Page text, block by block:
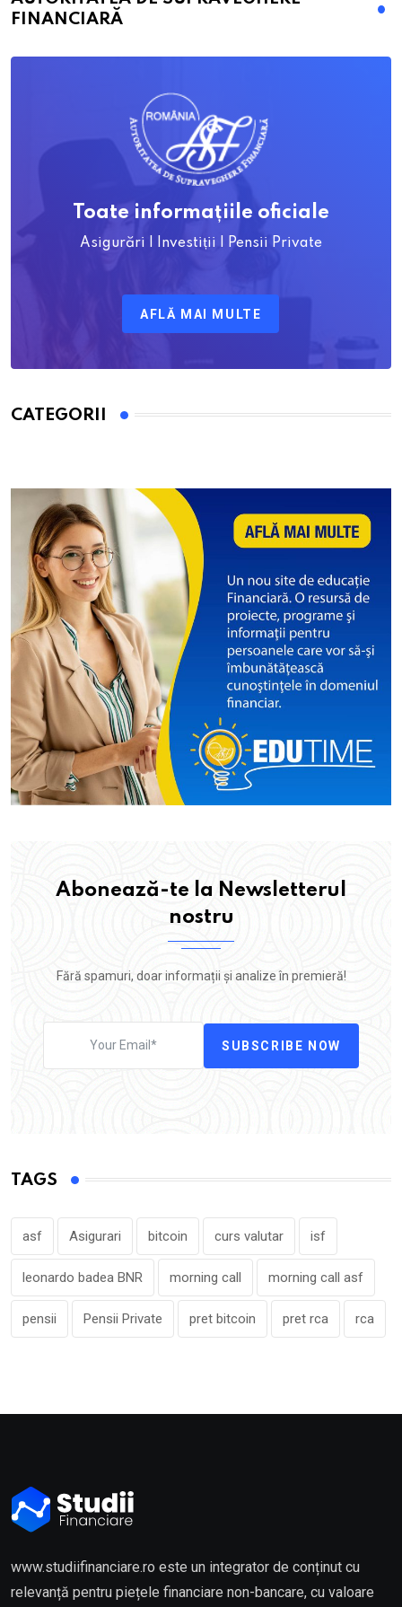
FINANCIARĂ
Toate informațiile oficiale
Asigurări | Investiții | Pensii Private
AFLĂ MAI MULTE
CATEGORII
Abonează-te la Newsletterul
nostru
Fără spamuri, doar informații și analize în premieră!
SUBSCRIBE NOW
TAGS
asf Asigurari bitcoin curs valutar isf
leonardo badea BNR morning call morning call asf
pensii Pensii Private pret bitcoin pret rca rca
www.studiifinanciare.ro este un integrator de conținut cu
relevanță pentru piețele financiare non-bancare, cu valoare